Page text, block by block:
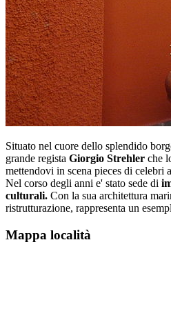
Situato nel cuore dello splendido
grande regista Giorgio Strehler che
mettendovi in scena pieces di celebri
Nel corso degli anni e' stato sede di
culturali. Con la sua architettura
ristrutturazione, rappresenta un
Mappa località